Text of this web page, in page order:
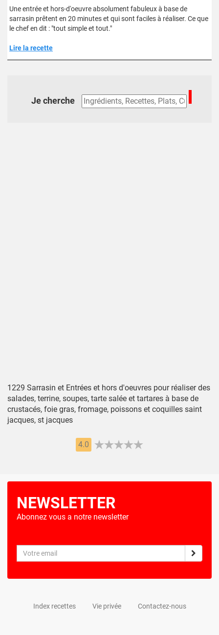
Une entrée et hors-d'oeuvre absolument fabuleux à base de
sarrasin prêtent en 20 minutes et qui sont faciles à réaliser. Ce que
le chef en dit : "tout simple et tout."
Lire la recette
Je cherche
1229 Sarrasin et Entrées et hors d'oeuvres pour réaliser des
salades, terrine, soupes, tarte salée et tartares à base de
crustacés, foie gras, fromage, poissons et coquilles saint
jacques, st jacques
4.0
NEWSLETTER
Abonnez vous a notre newsletter
Index recettes Vie privée Contactez-nous